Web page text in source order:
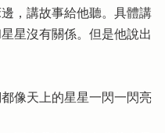
，講故事給他聽。具體講
星沒有關係。但是他說出
像天上的星星一閃一閃亮